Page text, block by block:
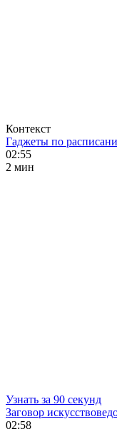
Контекст
Гаджеты по
02:55
2 мин
Узнать за 90 секунд
Заговор
02:58